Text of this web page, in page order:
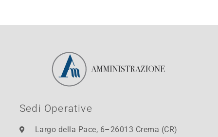
Sedi Operative
Largo della Pace, 6–26013 Crema (CR)